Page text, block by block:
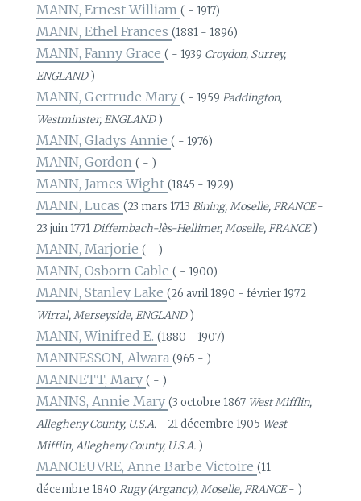
MANN, Ernest William( - 1917)
MANN, Ethel Frances(1881 - 1896)
MANN, Fanny Grace( - 1939 Croydon, Surrey,
ENGLAND)
MANN, Gertrude Mary( - 1959Paddington,
Westminster, ENGLAND)
MANN, Gladys Annie( - 1976)
MANN, Gordon( - )
MANN, James Wight(1845 - 1929)
MANN, Lucas(23 mars 1713Bining, Moselle, FRANCE-
23 juin 1771Diffembach-lès-Hellimer, Moselle, FRANCE)
MANN, Marjorie( - )
MANN, Osborn Cable( - 1900)
MANN, Stanley Lake(26 avril 1890 - février 1972
Wirral, Merseyside, ENGLAND)
MANN, Winifred E.(1880 - 1907)
MANNESSON, Alwara(965 - )
MANNETT, Mary( - )
MANNS, Annie Mary(3 octobre 1867 West Mifflin,
Allegheny County, U.S.A. - 21 décembre 1905 West
Mifflin, Allegheny County, U.S.A. )
MANOEUVRE, Anne Barbe Victoire(11
décembre 1840Rugy (Argancy), Moselle, FRANCE- )